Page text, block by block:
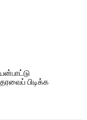
பிடிக்க